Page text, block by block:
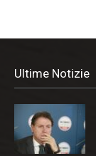
Ultime Notizie